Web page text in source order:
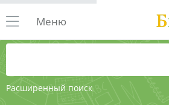
Расширенный поиск
Меню